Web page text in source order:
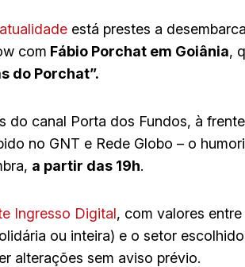
está prestes a
com Fábio Porchat em Goiânia,
do Porchat”.
do canal Porta dos Fundos, à
no GNT e Rede Globo – o
a partir das 19h.
Ingresso Digital, com valores
ou inteira) e o setor
alterações sem aviso prévio.